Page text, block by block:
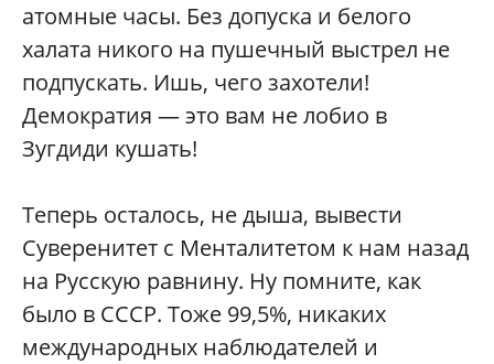
атомные часы. Без допуска и белого
халата никого на пушечный выстрел не
подпускать. Ишь, чего захотели!
Демократия — это вам не лобио в
Зугдиди кушать!
Теперь осталось, не дыша, вывести
Суверенитет с Менталитетом к нам назад
на Русскую равнину. Ну помните, как
было в СССР. Тоже 99,5%, никаких
международных наблюдателей и